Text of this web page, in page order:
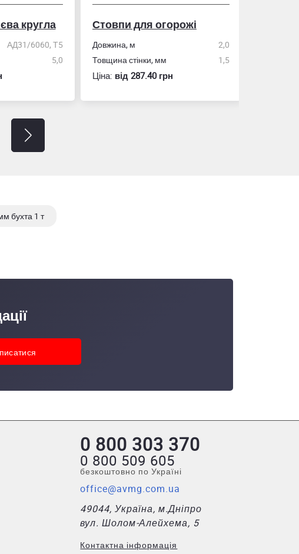
кругла
АД31/6060, Т5
5,0
Стовпи для огорожі
Довжина, м
2,0
Товщина стінки, мм
1,5
Ціна:вiд 287.40 грн
бухта 1 т
0 800 303 370
0 800 509 605
безкоштовно по Україні
office@avmg.com.ua
49044, Україна, м.Дніпро
вул. Шолом-Алейхема, 5
Контактна інформація